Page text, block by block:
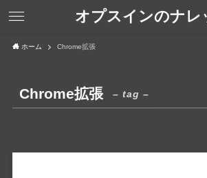
オプスインのナレ
ホーム Chrome拡張
Chrome拡張 – tag –